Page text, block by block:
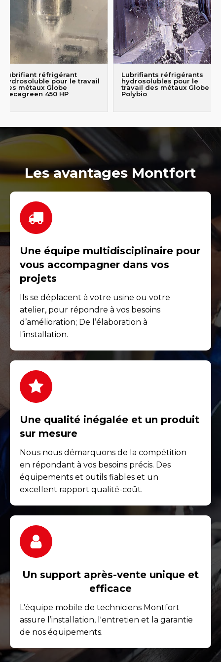
Lubrifiant réfrigérant
hydrosoluble pour le travail
des métaux Globe
Mecagreen 450 HP
Lubrifiants réfrigérants
hydrosolubles pour le
travail des métaux Globe
Polybio
Les avantages Montfort
Une équipe multidisciplinaire pour
vous accompagner dans vos
projets
Ils se déplacent à votre usine ou votre
atelier, pour répondre à vos besoins
d’amélioration; De l’élaboration à
l’installation.
Une qualité inégalée et un produit
sur mesure
Nous nous démarquons de la compétition
en répondant à vos besoins précis. Des
équipements et outils fiables et un
excellent rapport qualité-coût.
Un support après-vente unique et
efficace
L’équipe mobile de techniciens Montfort
assure l’installation, l'entretien et la garantie
de nos équipements.